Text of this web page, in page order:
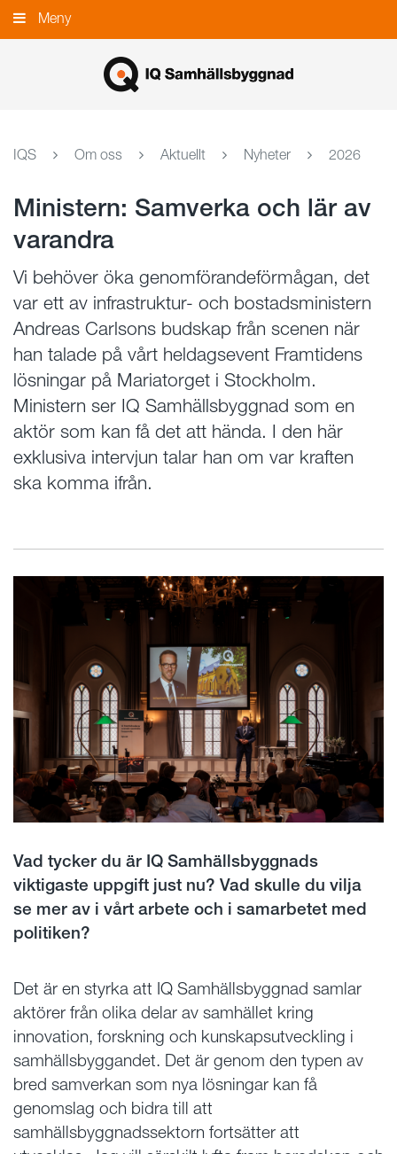
Gå
till
Meny
IQS Om oss Aktuellt Nyheter 2026
Ministern: Samverka och lär av
varandra
Vi behöver öka genomförandeförmågan, det
var ett av infrastruktur- och bostadsministern
Andreas Carlsons budskap från scenen när
han talade på vårt heldagsevent Framtidens
lösningar på Mariatorget i Stockholm.
Ministern ser IQ Samhällsbyggnad som en
aktör som kan få det att hända. I den här
exklusiva intervjun talar han om var kraften
ska komma ifrån.
Vad tycker du är IQ Samhällsbyggnads
viktigaste uppgift just nu? Vad skulle du vilja
se mer av i vårt arbete och i samarbetet med
politiken?
Det är en styrka att IQ Samhällsbyggnad samlar
aktörer från olika delar av samhället kring
innovation, forskning och kunskapsutveckling i
samhällsbyggandet. Det är genom den typen av
bred samverkan som nya lösningar kan få
genomslag och bidra till att
samhällsbyggnadssektorn fortsätter att